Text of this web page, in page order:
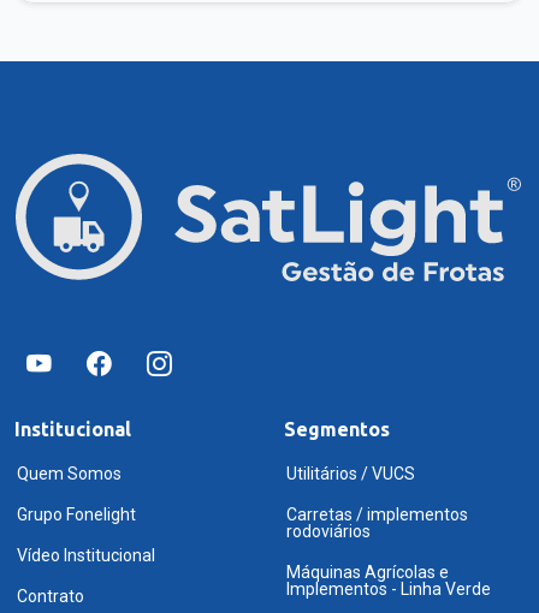
Institucional
Quem Somos
Grupo Fonelight
Vídeo Institucional
Contrato
Segmentos
Utilitários / VUCS
Carretas / implementos
rodoviários
Máquinas Agrícolas e
Implementos - Linha Verde